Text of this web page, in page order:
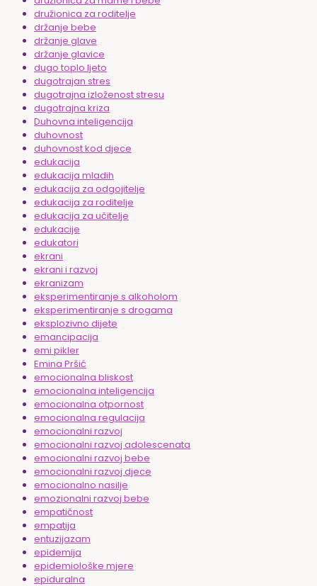
družionica za roditelje
držanje bebe
držanje glave
držanje glavice
dugo toplo ljeto
dugotrajan stres
dugotrajna izloženost stresu
dugotrajna kriza
Duhovna inteligencija
duhovnost
duhovnost kod djece
edukacija
edukacija mladih
edukacija za odgojitelje
edukacija za roditelje
edukacija za učitelje
edukacije
edukatori
ekrani
ekrani i razvoj
ekranizam
eksperimentiranje s alkoholom
eksperimentiranje s drogama
eksplozivno dijete
emancipacija
emi pikler
Emina Pršić
emocionalna bliskost
emocionalna inteligencija
emocionalna otpornost
emocionalna regulacija
emocionalni razvoj
emocionalni razvoj adolescenata
emocionalni razvoj bebe
emocionalni razvoj djece
emocionalno nasilje
emozionalni razvoj bebe
empatičnost
empatija
entuzijazam
epidemija
epidemiološke mjere
epiduralna